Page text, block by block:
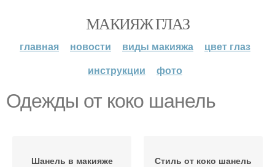
МАКИЯЖ ГЛАЗ
главная новости виды макияжа
цвет глаз
инструкции
фото
Одежды от коко шанель
Шанель в макияже Стиль от коко шанель